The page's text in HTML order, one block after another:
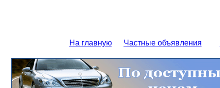
На главную Частные объявления